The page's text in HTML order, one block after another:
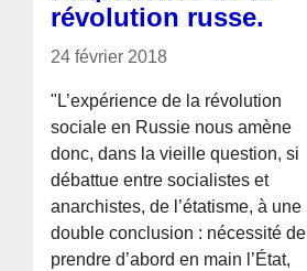
révolution russe.
24 février 2018
"L’expérience de la révolution
sociale en Russie nous amène
donc, dans la vieille question, si
débattue entre socialistes et
anarchistes, de l’étatisme, à une
double conclusion : nécessité de
prendre d’abord en main l’État,